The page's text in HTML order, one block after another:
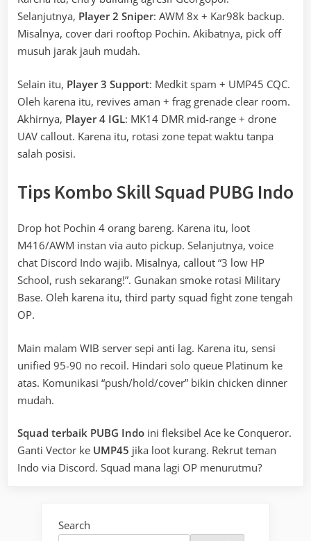
Selanjutnya, Player 2 Sniper: AWM 8x + Kar98k backup.
Misalnya, cover dari rooftop Pochin. Akibatnya, pick off
musuh jarak jauh mudah.
Selain itu, Player 3 Support: Medkit spam + UMP45 CQC.
Oleh karena itu, revives aman + frag grenade clear room.
Akhirnya, Player 4 IGL: MK14 DMR mid-range + drone
UAV callout. Karena itu, rotasi zone tepat waktu tanpa
salah posisi.
Tips Kombo Skill Squad PUBG Indo
Drop hot Pochin 4 orang bareng. Karena itu, loot
M416/AWM instan via auto pickup. Selanjutnya, voice
chat Discord Indo wajib. Misalnya, callout “3 low HP
School, rush sekarang!”. Gunakan smoke rotasi Military
Base. Oleh karena itu, third party squad fight zone tengah
OP.
Main malam WIB server sepi anti lag. Karena itu, sensi
unified 95-90 no recoil. Hindari solo queue Platinum ke
atas. Komunikasi “push/hold/cover” bikin chicken dinner
mudah.
Squad terbaik PUBG Indo ini fleksibel Ace ke Conqueror.
Ganti Vector ke UMP45 jika loot kurang. Rekrut teman
Indo via Discord. Squad mana lagi OP menurutmu?
Search